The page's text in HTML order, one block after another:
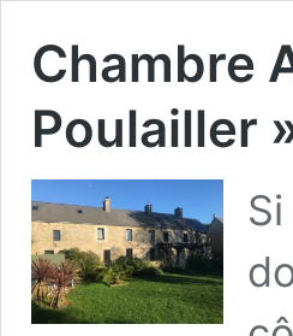
Chambre
Poulailler